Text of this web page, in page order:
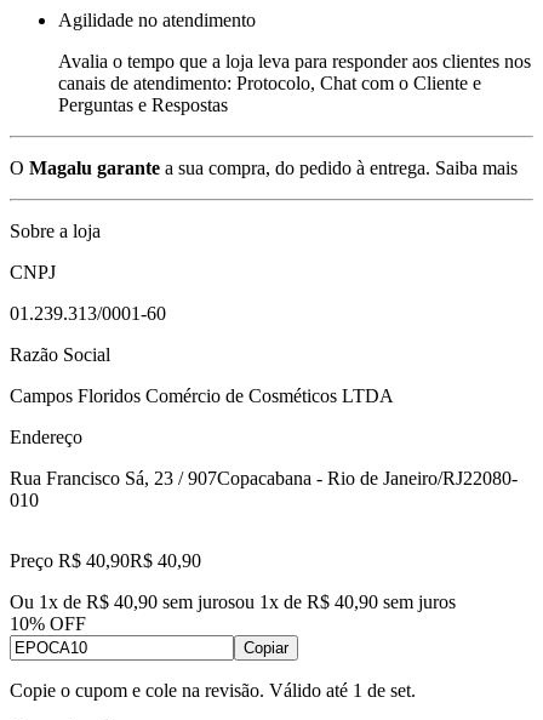
Agilidade no atendimento
Avalia o tempo que a loja leva para responder aos clientes nos
canais de atendimento: Protocolo, Chat com o Cliente e
Perguntas e Respostas
O Magalu garante a sua compra, do pedido à entrega. Saiba mais
Sobre a loja
CNPJ
01.239.313/0001-60
Razão Social
Campos Floridos Comércio de Cosméticos LTDA
Endereço
Rua Francisco Sá, 23 / 907Copacabana - Rio de Janeiro/RJ22080-
010
Preço R$ 40,90R$ 40,90
Ou 1x de R$ 40,90 sem jurosou 1x de R$ 40,90 sem juros
10% OFF
Copiar
Copie o cupom e cole na revisão. Válido até 1 de set.